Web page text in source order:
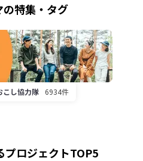
の特集・タグ
こし協力隊
6934件
プロジェクトTOP5